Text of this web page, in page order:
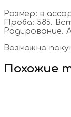
Размер: в
Проба: 585.
Родирование.
Возможна
Похожие